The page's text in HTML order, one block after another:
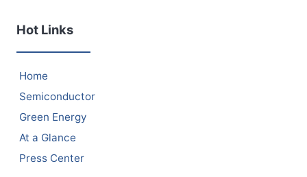
Hot Links
Home
Semiconductor
Green Energy
At a Glance
Press Center